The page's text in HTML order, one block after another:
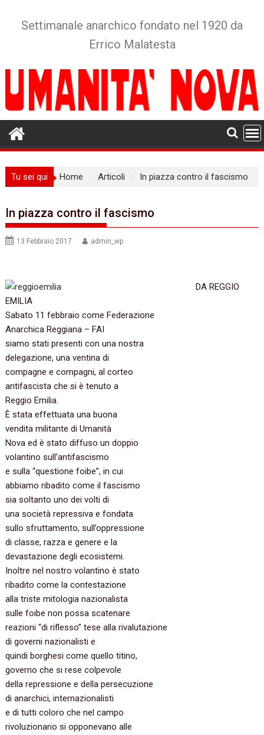
Settimanale anarchico fondato nel 1920 da
Errico Malatesta
Tu sei qui Home Articoli In piazza contro il fascismo
In piazza contro il fascismo
13 Febbraio 2017 admin_wp
DA REGGIO
EMILIA
Sabato 11 febbraio come Federazione
Anarchica Reggiana – FAI
siamo stati presenti con una nostra
delegazione, una ventina di
compagne e compagni, al corteo
antifascista che si è tenuto a
Reggio Emilia.
È stata effettuata una buona
vendita militante di Umanità
Nova ed è stato diffuso un doppio
volantino sull’antifascismo
e sulla “questione foibe”, in cui
abbiamo ribadito come il fascismo
sia soltanto uno dei volti di
una società repressiva e fondata
sullo sfruttamento, sull’oppressione
di classe, razza e genere e la
devastazione degli ecosistemi.
Inoltre nel nostro volantino è stato
ribadito come la contestazione
alla triste mitologia nazionalista
sulle foibe non possa scatenare
reazioni “di riflesso” tese alla rivalutazione
di governi nazionalisti e
quindi borghesi come quello titino,
governo che si rese colpevole
della repressione e della persecuzione
di anarchici, internazionalisti
e di tutti coloro che nel campo
rivoluzionario si opponevano alle